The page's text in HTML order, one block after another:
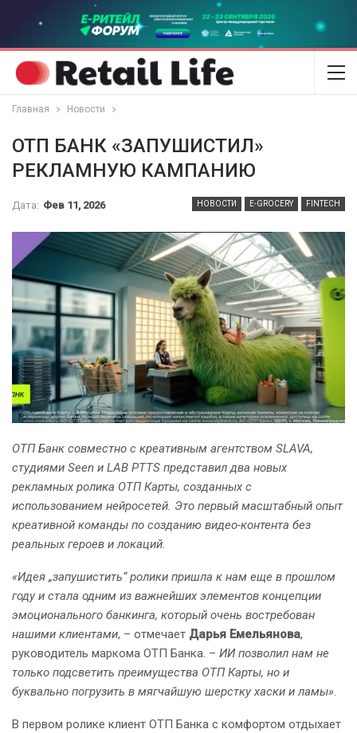
Главная Новости
ОТП БАНК «ЗАПУШИСТИЛ»
РЕКЛАМНУЮ КАМПАНИЮ
НОВОСТИ E-GROCERY FINTECH
Дата: Фев 11, 2026
ОТП Банк совместно с креативным агентством SLAVA,
студиями Seen и LAB PTTS представил два новых
рекламных ролика ОТП Карты, созданных с
использованием нейросетей. Это первый масштабный опыт
креативной команды по созданию видео-контента без
реальных героев и локаций.
«Идея „запушистить“ ролики пришла к нам еще в прошлом
году и стала одним из важнейших элементов концепции
эмоционального банкинга, который очень востребован
нашими клиентами, – отмечает Дарья Емельянова,
руководитель маркома ОТП Банка. – ИИ позволил нам не
только подсветить преимущества ОТП Карты, но и
буквально погрузить в мягчайшую шерстку хаски и ламы».
В первом ролике клиент ОТП Банка с комфортом отдыхает